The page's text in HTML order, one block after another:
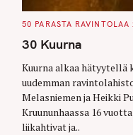
C
T
E
O
R
I
S
50 PARASTA RAVINTOLAA
30 Kuurna
Kuurna alkaa hätyytellä
uudemman
Melasniemen ja Heikki
Kruununhaassa 16
liikahtivat ja..